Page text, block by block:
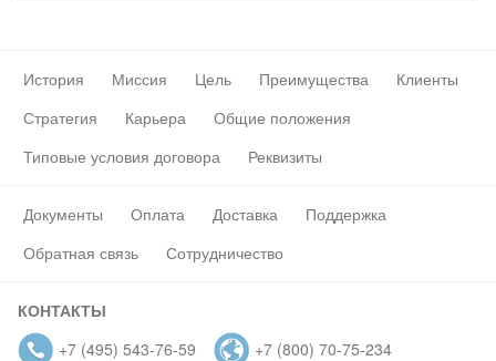
История Миссия Цель Преимущества
Клиенты
Стратегия
Карьера
Общие положения
Типовые условия договора
Реквизиты
Документы Оплата Доставка
Поддержка
Обратная связь
Сотрудничество
КОНТАКТЫ
+7 (495) 543-76-59
+7 (800) 70-75-234